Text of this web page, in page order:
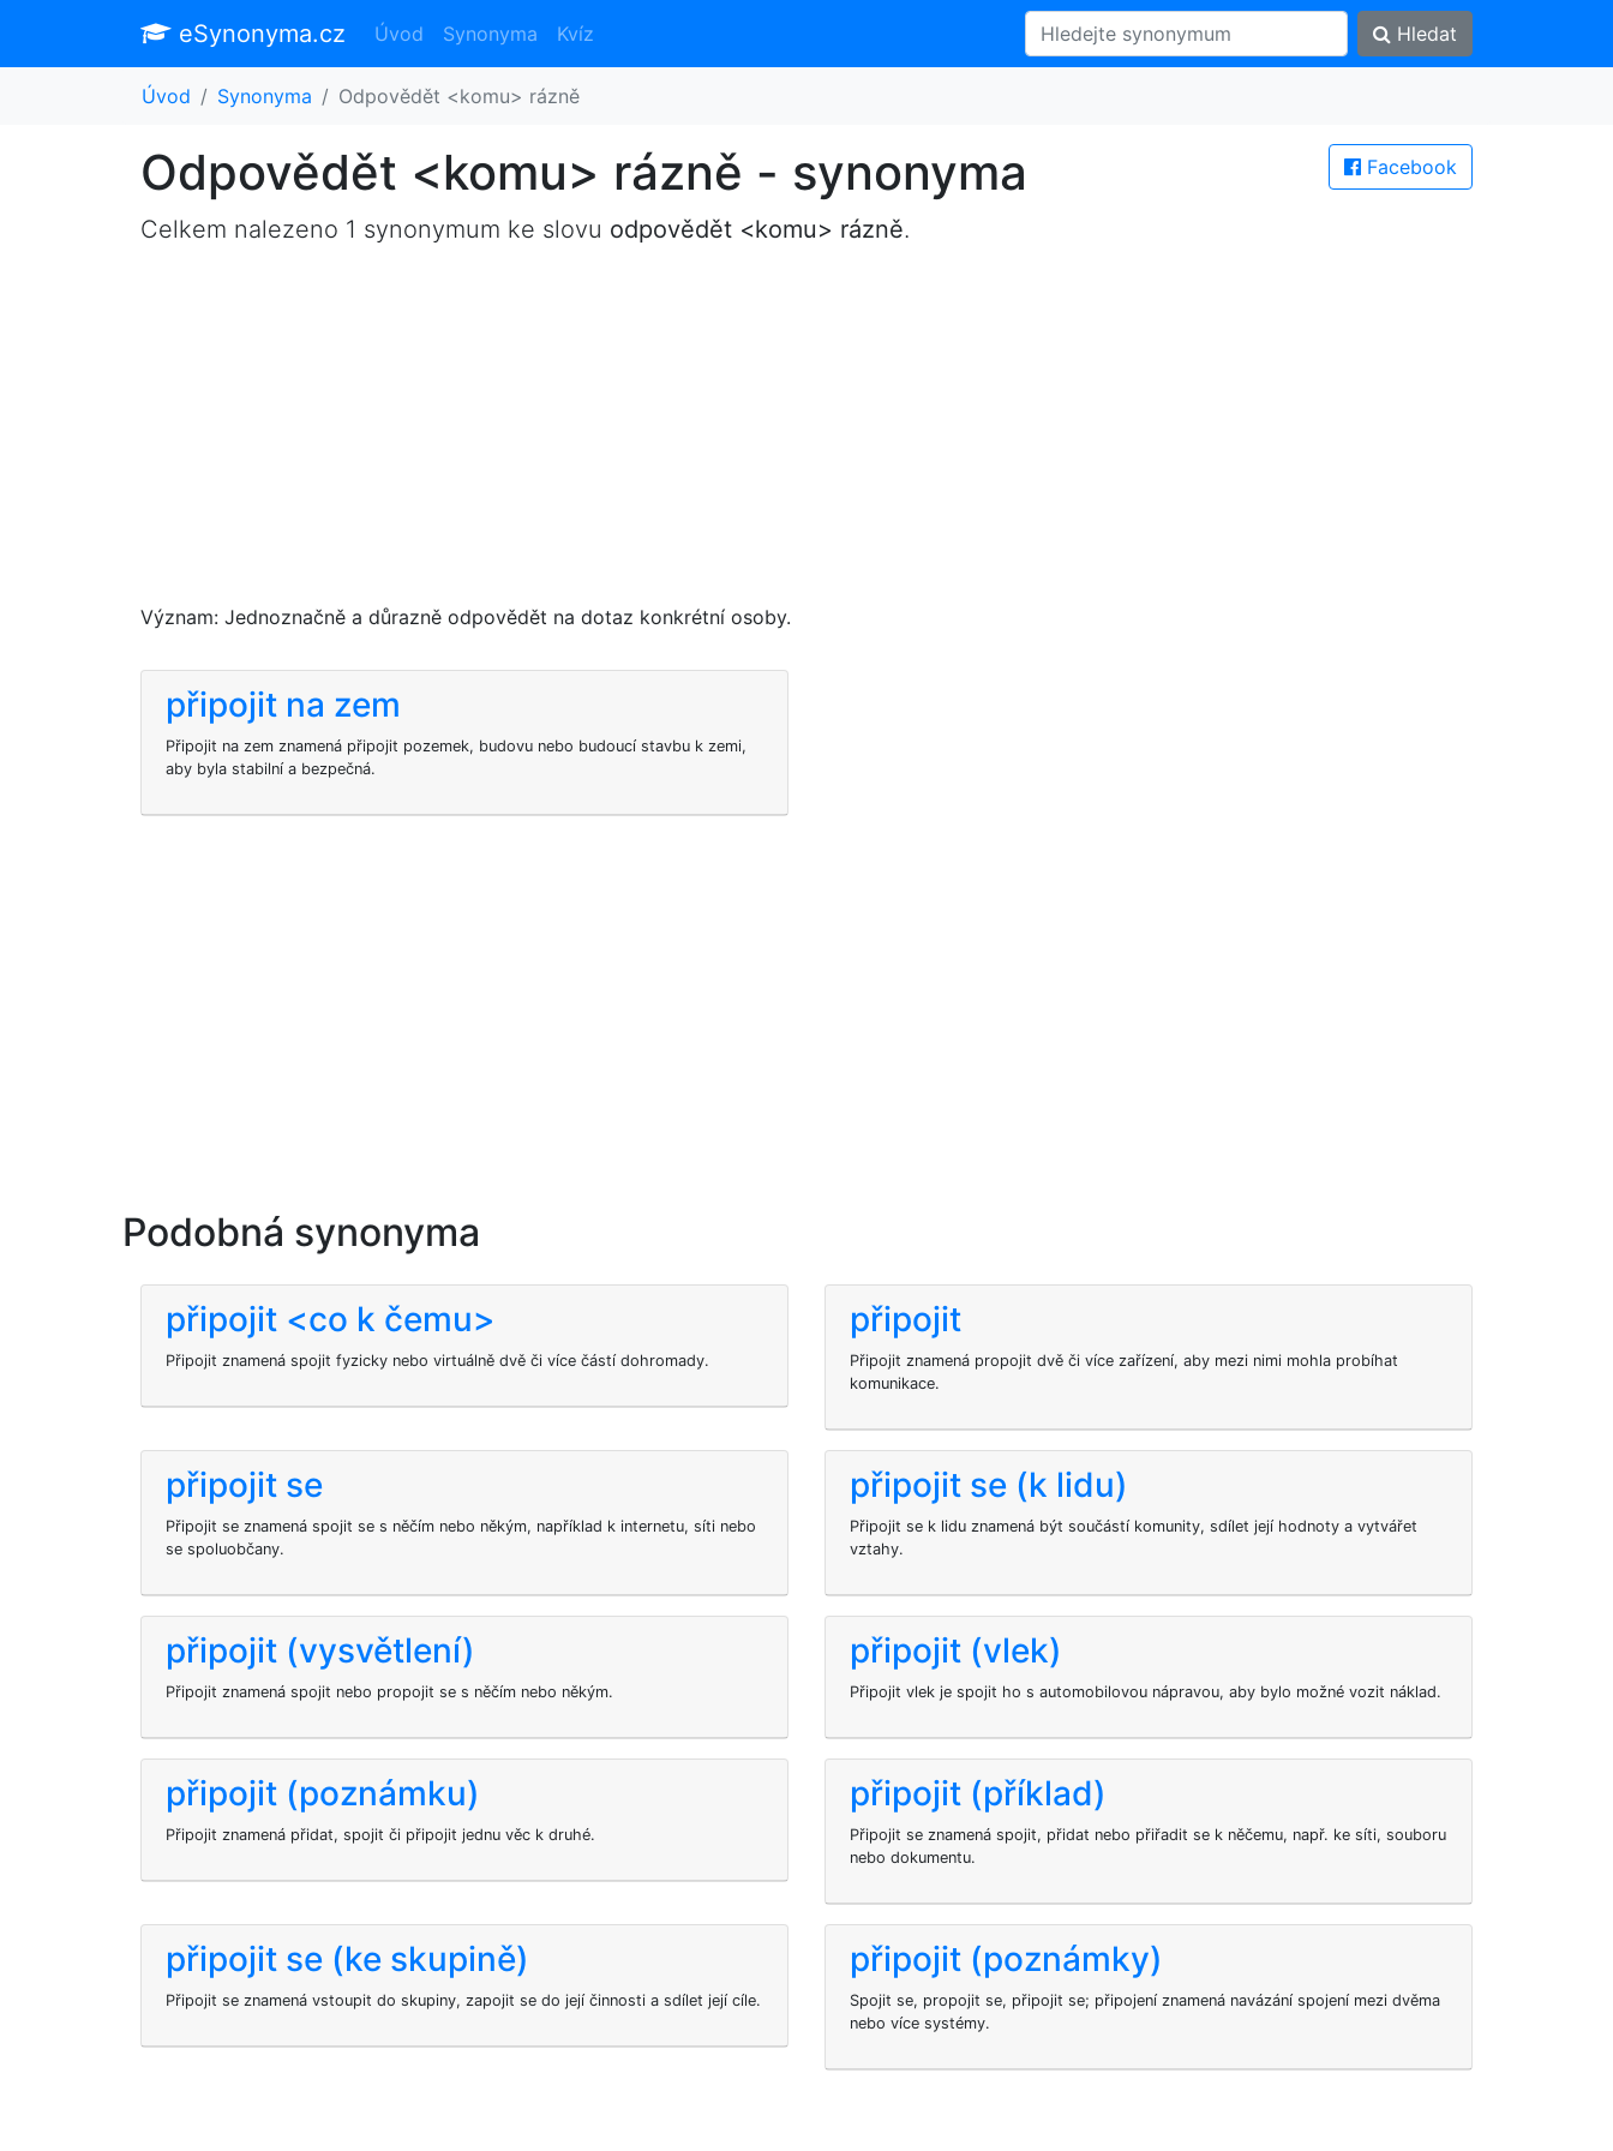
eSynonyma.cz Úvod Synonyma Kvíz Hledat
Úvod Synonyma Odpovědět <komu> rázně
Facebook
Odpovědět <komu> rázně - synonyma
Celkem nalezeno 1 synonymum ke slovu odpovědět <komu> rázně.
Význam: Jednoznačně a důrazně odpovědět na dotaz konkrétní osoby.
připojit na zem
Připojit na zem znamená připojit pozemek, budovu nebo budoucí stavbu k zemi,
aby byla stabilní a bezpečná.
Podobná synonyma
připojit <co k čemu>
Připojit znamená spojit fyzicky nebo virtuálně dvě či více částí dohromady.
připojit
Připojit znamená propojit dvě či více zařízení, aby mezi nimi mohla probíhat
komunikace.
připojit se
Připojit se znamená spojit se s něčím nebo někým, například k internetu, síti nebo
se spoluobčany.
připojit se (k lidu)
Připojit se k lidu znamená být součástí komunity, sdílet její hodnoty a vytvářet
vztahy.
připojit (vysvětlení)
Připojit znamená spojit nebo propojit se s něčím nebo někým.
připojit (vlek)
Připojit vlek je spojit ho s automobilovou nápravou, aby bylo možné vozit náklad.
připojit (poznámku)
Připojit znamená přidat, spojit či připojit jednu věc k druhé.
připojit (příklad)
Připojit se znamená spojit, přidat nebo přiřadit se k něčemu, např. ke síti, souboru
nebo dokumentu.
připojit se (ke skupině)
Připojit se znamená vstoupit do skupiny, zapojit se do její činnosti a sdílet její cíle.
připojit (poznámky)
Spojit se, propojit se, připojit se; připojení znamená navázání spojení mezi dvěma
nebo více systémy.